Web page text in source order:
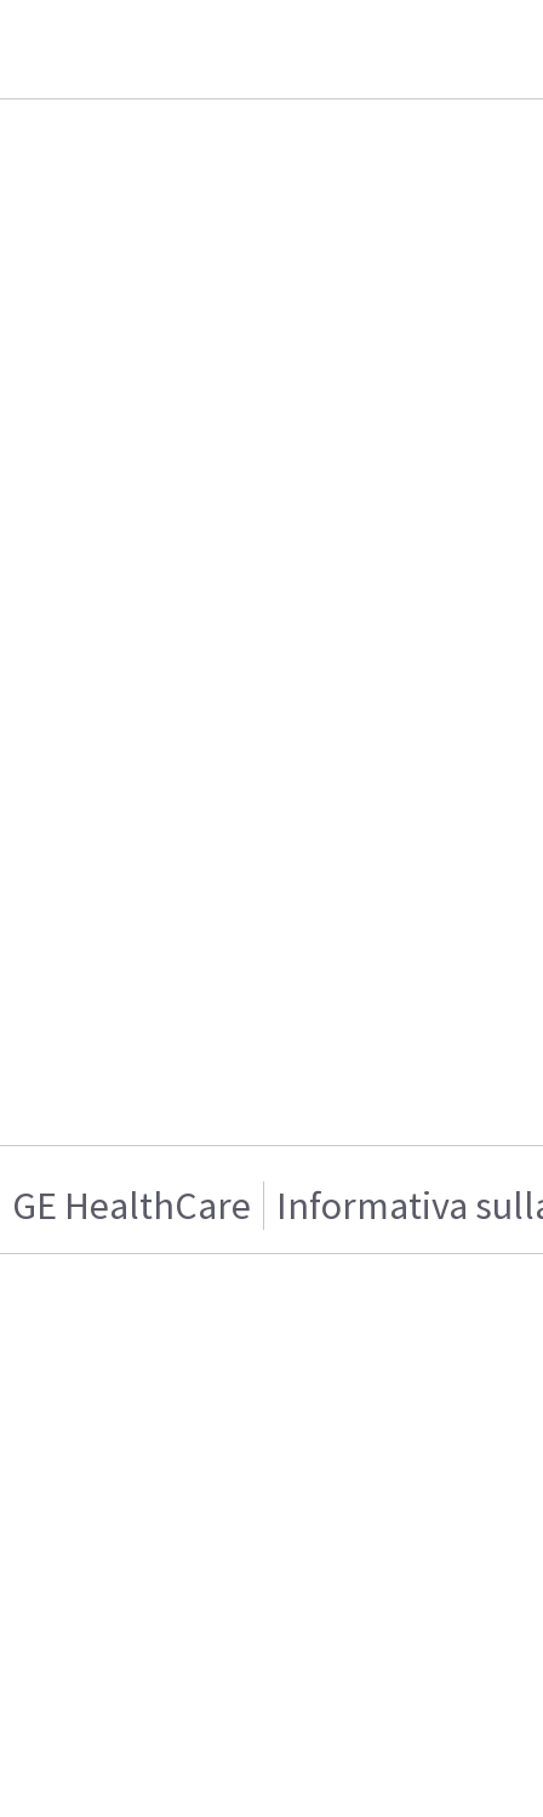
GE HealthCare Informativa